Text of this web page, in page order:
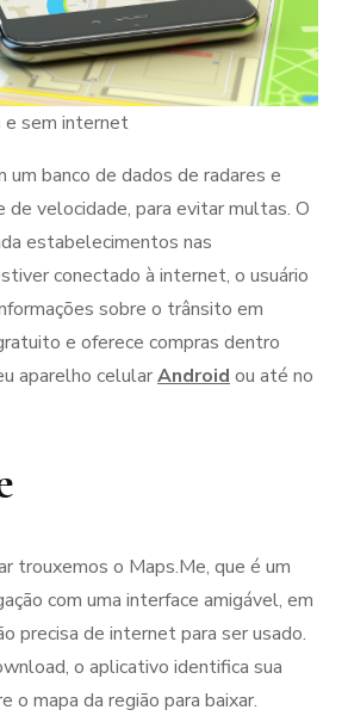
e sem internet
banco de dados de radares e
de velocidade, para evitar multas. O
estabelecimentos nas
conectado à internet, o usuário
sobre o trânsito em
e oferece compras dentro
aparelho celularAndroid ou até no
trouxemos o Maps.Me, que é um
com uma interface amigável, em
precisa de internet para ser usado.
o aplicativo identifica sua
o mapa da região para baixar.